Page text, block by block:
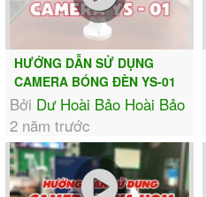
HƯỚNG DẪN SỬ DỤNG
CAMERA BÓNG ĐÈN YS-01
Bởi Dư Hoài Bảo Hoài Bảo
2 năm trước